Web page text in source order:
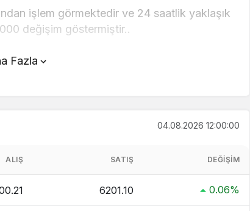
işlem görmektedir ve 24 saatlik yaklaşık
değişim göstermiştir..
üstünde yer alan çevirici aracını kullanarak
TL ?
TL ?
Kaç TL ?
Fazla
04.08.2026 12:00:00
ALIŞ SATIŞ DEĞIŞIM
6201.10 0.06%